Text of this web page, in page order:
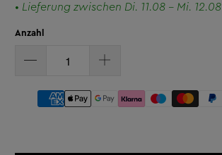
• Lieferung zwischen Di. 11.08 - Mi. 12.08
Anzahl